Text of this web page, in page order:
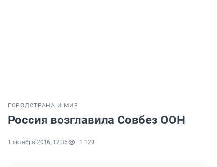
ГОРОДСТРАНА И МИР
Россия возглавила Совбез ООН
1 октября 2016, 12:35 1 120